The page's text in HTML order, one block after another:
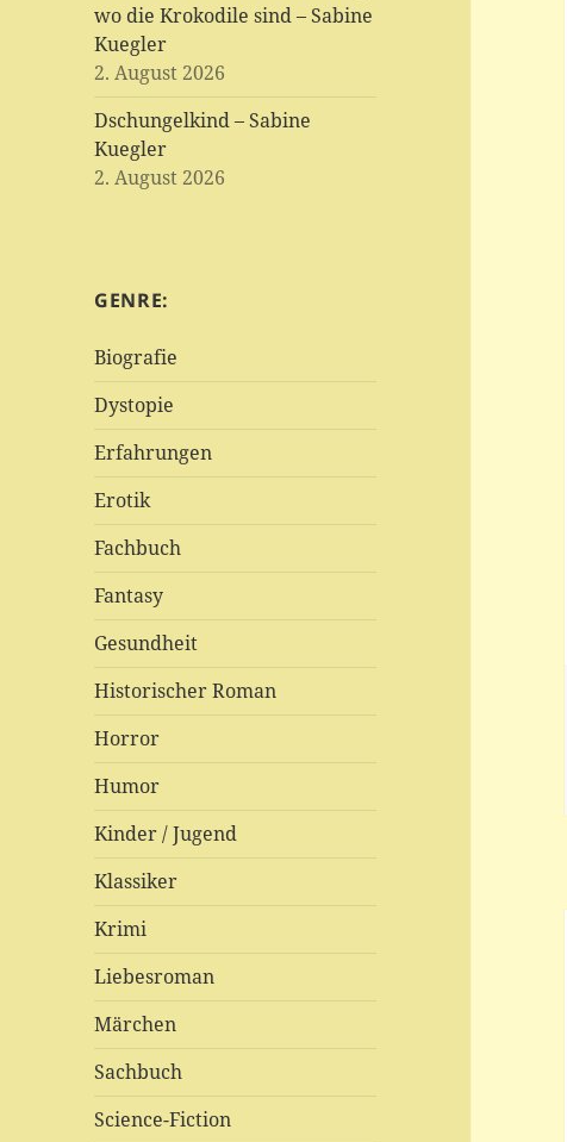
wo die Krokodile sind – Sabine
Kuegler
2. August 2026
Dschungelkind – Sabine
Kuegler
2. August 2026
GENRE:
Biografie
Dystopie
Erfahrungen
Erotik
Fachbuch
Fantasy
Gesundheit
Historischer Roman
Horror
Humor
Kinder / Jugend
Klassiker
Krimi
Liebesroman
Märchen
Sachbuch
Science-Fiction